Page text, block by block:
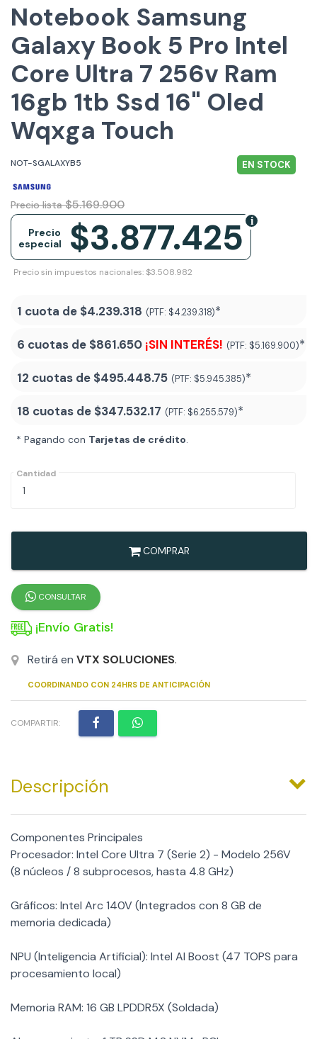
Notebook Samsung
Galaxy Book 5 Pro Intel
Core Ultra 7 256v Ram
16gb 1tb Ssd 16" Oled
Wqxga Touch
NOT-SGALAXYB5 EN STOCK
Precio lista $5.169.900
$3.877.425
Precio
especial
Precio sin impuestos nacionales: $3.508.982
1 cuota de $4.239.318 (PTF: $4.239.318)*
6 cuotas de $861.650 ¡SIN INTERÉS! (PTF: $5.169.900)*
12 cuotas de $495.448.75 (PTF: $5.945.385)*
18 cuotas de $347.532.17 (PTF: $6.255.579)*
* Pagando con Tarjetas de crédito.
Cantidad
COMPRAR
CONSULTAR
¡Envío Gratis!
Retirá en VTX SOLUCIONES.
COORDINANDO CON 24HRS DE ANTICIPACIÓN
COMPARTIR:
Descripción
Componentes Principales
Procesador: Intel Core Ultra 7 (Serie 2) - Modelo 256V
(8 núcleos / 8 subprocesos, hasta 4.8 GHz)
Gráficos: Intel Arc 140V (Integrados con 8 GB de
memoria dedicada)
NPU (Inteligencia Artificial): Intel AI Boost (47 TOPS para
procesamiento local)
Memoria RAM: 16 GB LPDDR5X (Soldada)